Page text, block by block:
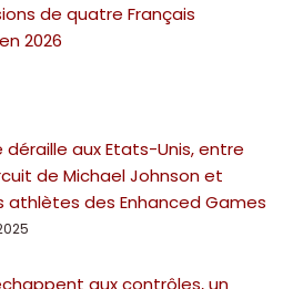
de quatre Français
2026
déraille aux Etats-Unis, entre
de Michael Johnson et
athlètes des Enhanced Games
aux contrôles, un